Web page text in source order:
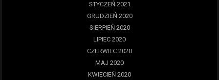
STYCZEŃ 2021
GRUDZIEŃ 2020
SIERPIEŃ 2020
LIPIEC 2020
CZERWIEC 2020
MAJ 2020
KWIECIEŃ 2020